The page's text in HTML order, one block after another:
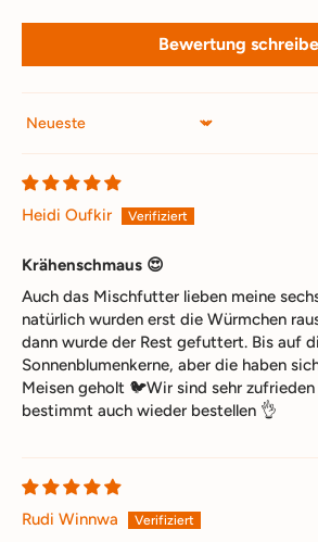
Bewertung
Sort by
Heidi Oufkir
Krähenschmaus 😍
Auch das Mischfutter lieben meine
natürlich wurden erst die Würmchen
dann wurde der Rest gefuttert. Bis auf
Sonnenblumenkerne, aber die haben
Meisen geholt 🐦Wir sind sehr
bestimmt auch wieder bestellen 👌
Rudi Winnwa